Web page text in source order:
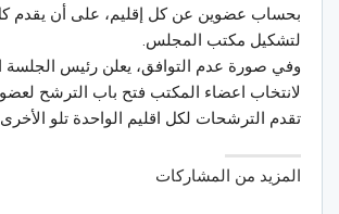
بحساب عضوين عن كل إقليم، على أن يقدم كل
لتشكيل مكتب المجلس.
وفي صورة عدم التوافق، يعلن رئيس
لانتخاب اعضاء المكتب فتح باب الترشح
تقدم الترشحات لكل اقليم الواحدة تلو
المزيد من المشاركات